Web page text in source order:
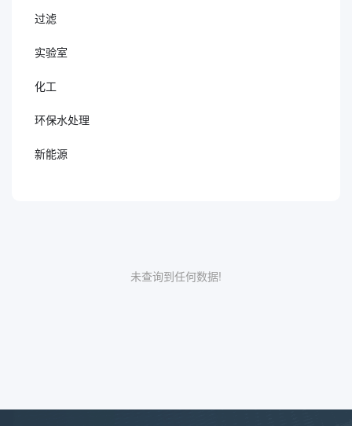
过滤
实验室
化工
环保水处理
新能源
未查询到任何数据!